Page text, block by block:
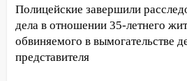
09:50 В Ульяновске
застрял в тепловозе
09:44 Ульяновские
Полицейские завершили
дела в отношении 35-летнего
обвиняемого в вымогательстве
представителя